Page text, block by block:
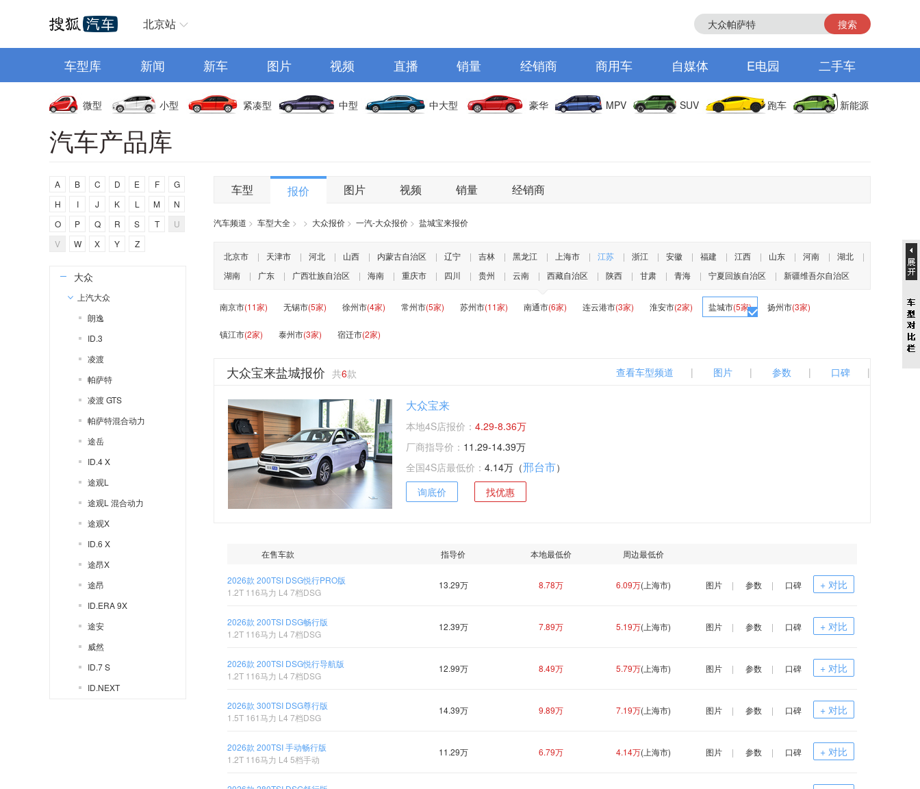
北京站 搜索
车型库 新闻 新车 图片 视频 直播 销量 经销商 商用车 自媒体 E电园 二手车
微型 小型 紧凑型 中型 中大型 豪华 MPV SUV 跑车 新能源
汽车产品库
A B C D E F
G
H
I J K L M
N
O
P Q R S T
U
V
W X Y Z
C
长城
长安启源
长安凯程
昌河
曹操汽车
成功汽车
橙仕
大众
上汽大众
朗逸
ID.3
凌渡
帕萨特
凌渡 GTS
帕萨特混合动力
途岳
ID.4 X
途观L
途观L 混合动力
途观X
ID.6 X
途昂X
途昂
ID.ERA 9X
途安
威然
ID.7 S
ID.NEXT
车型 报价 图片 视频 销量 经销商
汽车频道 > 车型大全 > > 大众报价 > 一汽-大众报价 > 盐城宝来报价
北京市 | 天津市 | 河北 | 山西 | 内蒙古自治区 | 辽宁 | 吉林 | 黑龙江 | 上海市 | 江苏 | 浙江 | 安徽 | 福建 | 江西 | 山东 | 河南 | 湖北
|
湖南
| 广东 | 广西壮族自治区 | 海南 | 重庆市 | 四川 | 贵州 | 云南 | 西藏自治区 | 陕西 | 甘肃 | 青海 | 宁夏回族自治区 | 新疆维吾尔自治区
南京市(11家) 无锡市(5家) 徐州市(4家) 常州市(5家) 苏州市(11家) 南通市(6家) 连云港市(3家) 淮安市(2家) 盐城市(5家) 扬州市(3家)
镇江市(2家) 泰州市(3家) 宿迁市(2家)
大众宝来盐城报价 共6款 查看车型频道 | 图片 | 参数 | 口碑 |
大众宝来
本地4S店报价： 4.29-8.36万
厂商指导价： 11.29-14.39万
全国4S店最低价： 4.14万（邢台市）
询底价
找优惠
在售车款 指导价 本地最低价 周边最低价
2026款 200TSI DSG悦行PRO版
1.2T 116马力 L4 7档DSG
13.29万 8.78万 6.09万(上海市) 图片 | 参数 | 口碑 + 对比
2026款 200TSI DSG畅行版
1.2T 116马力 L4 7档DSG
12.39万 7.89万 5.19万(上海市) 图片 | 参数 | 口碑 + 对比
2026款 200TSI DSG悦行导航版
1.2T 116马力 L4 7档DSG
12.99万 8.49万 5.79万(上海市) 图片 | 参数 | 口碑 + 对比
2026款 300TSI DSG尊行版
1.5T 161马力 L4 7档DSG
14.39万 9.89万 7.19万(上海市) 图片 | 参数 | 口碑 + 对比
2026款 200TSI 手动畅行版
1.2T 116马力 L4 5档手动
11.29万 6.79万 4.14万(上海市) 图片 | 参数 | 口碑 + 对比